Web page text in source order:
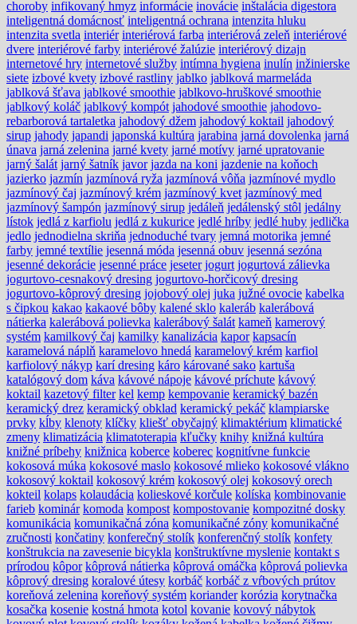
choroby infikovaný hmyz informácie inovácie inštalácia digestora
inteligentná domácnosť inteligentná ochrana intenzita hluku
intenzita svetla interiér interiérová farba interiérová zeleň interiérové
dvere interiérové farby interiérové žalúzie interiérový dizajn
internetové hry internetové služby intímna hygiena inulín inžinierske
siete izbové kvety izbové rastliny jablko jablková marmeláda
jablková šťava jablkové smoothie jablkovo-hruškové smoothie
jablkový koláč jablkový kompót jahodové smoothie jahodovo-
rebarborová tartaletka jahodový džem jahodový koktail jahodový
sirup jahody japandi japonská kultúra jarabina jarná dovolenka jarná
únava jarná zelenina jarné kvety jarné motívy jarné upratovanie
jarný šalát jarný šatník javor jazda na koni jazdenie na koňoch
jazierko jazmín jazmínová ryža jazmínová vôňa jazmínové mydlo
jazmínový čaj jazmínový krém jazmínový kvet jazmínový med
jazmínový šampón jazmínový sirup jedáleň jedálenský stôl jedálny
lístok jedlá z karfiolu jedlá z kukurice jedlé hríby jedlé huby jedlička
jedlo jednodielna skriňa jednoduché tvary jemná motorika jemné
farby jemné textílie jesenná móda jesenná obuv jesenná sezóna
jesenné dekorácie jesenné práce jeseter jogurt jogurtová zálievka
jogurtovo-cesnakový dresing jogurtovo-horčicový dresing
jogurtovo-kôprový dresing jojobový olej juka južné ovocie kabelka
s čipkou kakao kakaové bôby kalené sklo kaleráb kalerábová
nátierka kalerábová polievka kalerábový šalát kameň kamerový
systém kamilkový čaj kamilky kanalizácia kapor kapsacín
karamelová náplň karamelovo hnedá karamelový krém karfiol
karfiolový nákyp karí dresing káro kárované sako kartuša
katalógový dom káva kávové nápoje kávové príchute kávový
koktail kazetový filter kel kemp kempovanie keramický bazén
keramický drez keramický obklad keramický pekáč klampiarske
prvky kĺby klenoty klíčky kliešť obyčajný klimaktérium klimatické
zmeny klimatizácia klimatoterapia kľučky knihy knižná kultúra
knižné príbehy knižnica koberce koberec kognitívne funkcie
kokosová múka kokosové maslo kokosové mlieko kokosové vlákno
kokosový koktail kokosový krém kokosový olej kokosový orech
kokteil kolaps kolaudácia kolieskové korčule kolíska kombinovanie
farieb kominár komoda kompost kompostovanie kompozitné dosky
komunikácia komunikačná zóna komunikačné zóny komunikačné
zručnosti končatiny konferečný stolík konferenčný stolík konfety
konštrukcia na zavesenie bicykla konštruktívne myslenie kontakt s
prírodou kôpor kôprová nátierka kôprová omáčka kôprová polievka
kôprový dresing koralové útesy korbáč korbáč z vŕbových prútov
koreňová zelenina koreňový systém koriander korózia korytnačka
kosačka kosenie kostná hmota kotol kovanie kovový nábytok